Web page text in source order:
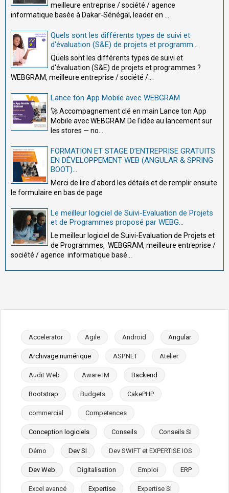
meilleure entreprise / société / agence
informatique basée à Dakar-Sénégal, leader en ...
Quels sont les différents types de suivi et
d'évaluation (S&E) de projets et programm...
Quels sont les différents types de suivi et
d'évaluation (S&E) de projets et programmes ?
WEBGRAM, meilleure entreprise / société /...
Lance ton App Mobile avec WEBGRAM
🚀 Accompagnement clé en main Lance ton App
Mobile avec WEBGRAM De l'idée au lancement sur
les stores — no...
FORMATION ET STAGE D’ENTREPRISE GRATUITS
EN DÉVELOPPEMENT WEB (ANGULAR & SPRING
BOOT)...
Merci de lire d'abord les détails et de remplir ensuite
le formulaire en bas de page
Le meilleur logiciel de Suivi-Evaluation de Projets
et de Programmes proposé par WEBG...
Le meilleur logiciel de Suivi-Evaluation de Projets et
de Programmes, WEBGRAM, meilleure entreprise /
société / agence informatique basé...
Accelerator Agile Android Angular
Archivage numérique ASP.NET Atelier
Audit Web Aware IM Backend
Bootstrap Budgets CakePHP
commercial Competences
Conception logiciels Conseils Conseils SI
Démo Dev SI Dev SWIFT et EXPERTISE IOS
Dev Web Digitalisation Emploi ERP
Excel avancé Expertise Expertise SI